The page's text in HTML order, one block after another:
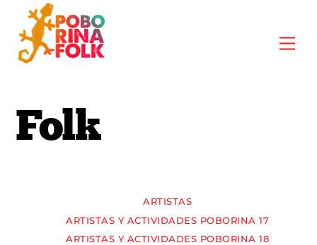
content
Folk
ARTISTAS
ARTISTAS Y ACTIVIDADES POBORINA 17
ARTISTAS Y ACTIVIDADES POBORINA 18